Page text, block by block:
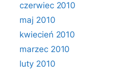
czerwiec 2010
maj 2010
kwiecień 2010
marzec 2010
luty 2010